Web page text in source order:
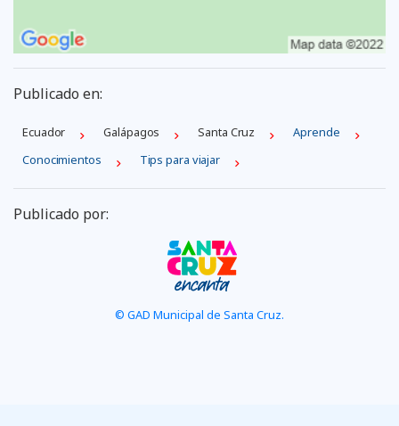
Publicado en:
Ecuador Galápagos Santa Cruz
Aprende
Conocimientos
Tips para viajar
Publicado por:
© GAD Municipal de Santa Cruz.